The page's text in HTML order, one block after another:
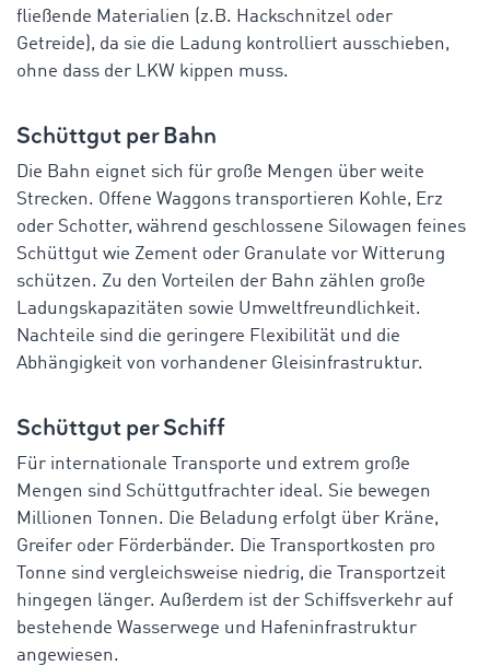
fließende Materialien (z.B. Hackschnitzel oder
Getreide), da sie die Ladung kontrolliert ausschieben,
ohne dass der LKW kippen muss.
Schüttgut per Bahn
Die Bahn eignet sich für große Mengen über weite
Strecken. Offene Waggons transportieren Kohle, Erz
oder Schotter, während geschlossene Silowagen feines
Schüttgut wie Zement oder Granulate vor Witterung
schützen. Zu den Vorteilen der Bahn zählen große
Ladungskapazitäten sowie Umweltfreundlichkeit.
Nachteile sind die geringere Flexibilität und die
Abhängigkeit von vorhandener Gleisinfrastruktur.
Schüttgut per Schiff
Für internationale Transporte und extrem große
Mengen sind Schüttgutfrachter ideal. Sie bewegen
Millionen Tonnen. Die Beladung erfolgt über Kräne,
Greifer oder Förderbänder. Die Transportkosten pro
Tonne sind vergleichsweise niedrig, die Transportzeit
hingegen länger. Außerdem ist der Schiffsverkehr auf
bestehende Wasserwege und Hafeninfrastruktur
angewiesen.